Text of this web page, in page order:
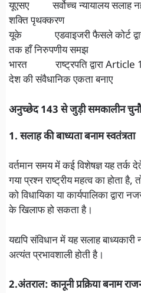
यूएसए सर्वोच्च न्यायालय
शक्ति पृथक्करण
यूके एडवाइजरी फैसले कोर्ट
तक हाँ निरुपणीय समझ
भारत राष्ट्रपति द्वारा
देश की संवैधानिक एकता बनाए
अनुच्छेद 143 से जुड़ी समकालीन
1. सलाह की बाध्यता बनाम स्वतंत्रता
वर्तमान समय में कई विशेषज्ञ यह तर्क
गया प्रश्न राष्ट्रीय महत्व का
को विधायिका या कार्यपालिका
के खिलाफ हो सकता है।
यद्यपि संविधान में यह सलाह
अत्यंत प्रभावशाली होती है।
2.अंतराल: कानूनी प्रक्रिया बनाम